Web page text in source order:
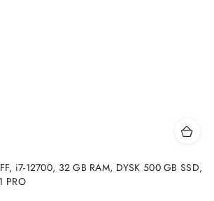
i7-12700, 32 GB RAM, DYSK 500 GB SSD,
PRO